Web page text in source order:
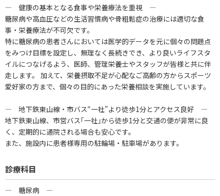
― 健康の基本となる食事や栄養療法を重視 ―
糖尿病や高血圧などの生活習慣病や骨粗鬆症の治療には適切な食
事・栄養療法が不可欠です。
特に糖尿病の患者さんにおいては医学的データを元に個々の問題点
をみつけ目標を設定し、無理なく長続きでき、より良いライフスタ
イルにつなげるよう、医師、管理栄養士やスタッフが皆様と共に伴
走します。 加えて、栄養摂取不足が心配なご高齢の方からスポーツ
愛好家の方まで、個々の目的にあった栄養相談を実施しています。
― 地下鉄東山線・市バス“一社”より徒歩1分とアクセス良好 ―
地下鉄東山線、市営バス｢一社｣から徒歩1分と交通の便が非常に良
く、定期的に通院される場合も安心です。
また、施設内に患者様専用の駐輪場・駐車場があります。
診療科目
― 糖尿病 ―